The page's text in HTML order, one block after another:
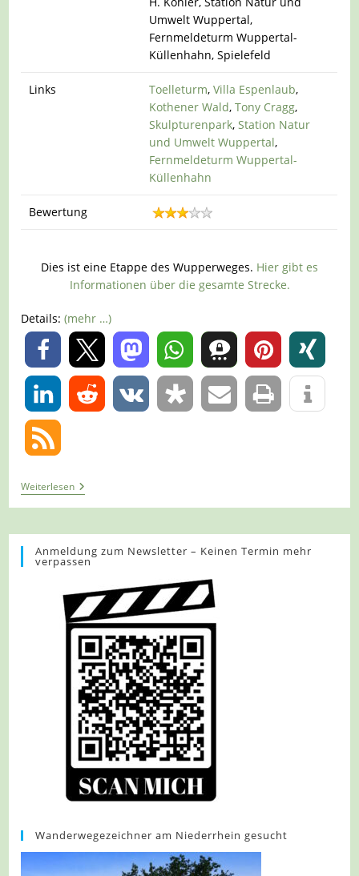
Umwelt Wuppertal,
Fernmeldeturm Wuppertal-
Küllenhahn, Spielefeld
Links Toelleturm,Villa Espenlaub,
Kothener Wald,Tony Cragg,
Skulpturenpark,Station Natur
und Umwelt Wuppertal,
Fernmeldeturm Wuppertal-
Küllenhahn
Bewertung
Dies ist eine Etappe des Wupperweges. Hier gibt es
Informationen über die gesamte Strecke.
Details:(mehr …)
0
0
WeiterlesenTour
1129
–
–
Etappe
7/12
Vom
Toelleturm
Zur
Grenze
Von
Elberfeld
Und
Cronenberg
Anmeldung zum Newsletter – Keinen Termin mehr
verpassen
Wanderwegezeichner am Niederrhein gesucht